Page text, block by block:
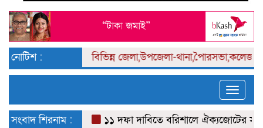
নোটিশ : বিভিন্নজেলা,উপজেলা-থানা,পৈারসভা,কলেজ
Toggle
সংবাদ শিরনাম :
১১ দফা দাবিতে বরিশালে ঐক্যজোটের